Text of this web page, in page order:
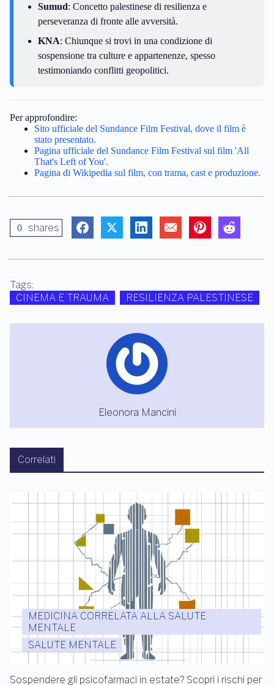
Sumud: Concetto palestinese di resilienza e
perseveranza di fronte alle avversità.
KNA: Chiunque si trovi in una condizione di
sospensione tra culture e appartenenze, spesso
testimoniando conflitti geopolitici.
Per approfondire:
Sito ufficiale del Sundance Film Festival, dove il film è
stato presentato.
Pagina ufficiale del Sundance Film Festival sul film 'All
That's Left of You'.
Pagina di Wikipedia sul film, con trama, cast e produzione.
0 shares
Tags:
CINEMA E TRAUMA
RESILIENZA PALESTINESE
Eleonora Mancini
Correlati
MEDICINA CORRELATA ALLA SALUTE
MENTALE
SALUTE MENTALE
Sospendere gli psicofarmaci in estate? Scopri i rischi per